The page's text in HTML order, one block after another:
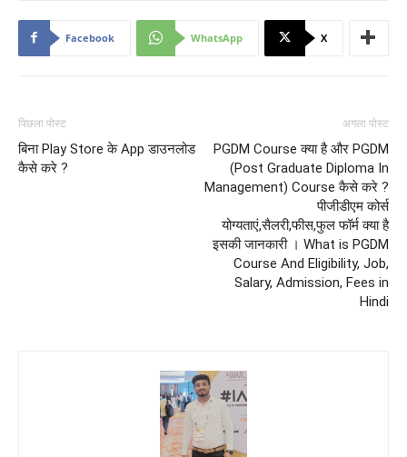
Facebook WhatsApp X
पिछला पोस्ट
बिना Play Store के App डाउनलोड
कैसे करे ?
अगला पोस्ट
PGDM Course क्या है और PGDM
(Post Graduate Diploma In
Management) Course कैसे करे ?
पीजीडीएम कोर्स
योग्यताएं,सैलरी,फीस,फुल फॉर्म क्या है
इसकी जानकारी । What is PGDM
Course And Eligibility, Job,
Salary, Admission, Fees in
Hindi